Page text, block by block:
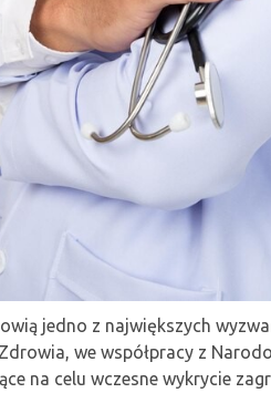
jedno z największych
we współpracy z
na celu wczesne wykrycie